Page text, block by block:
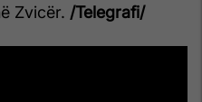
Zvicër. /Telegrafi/